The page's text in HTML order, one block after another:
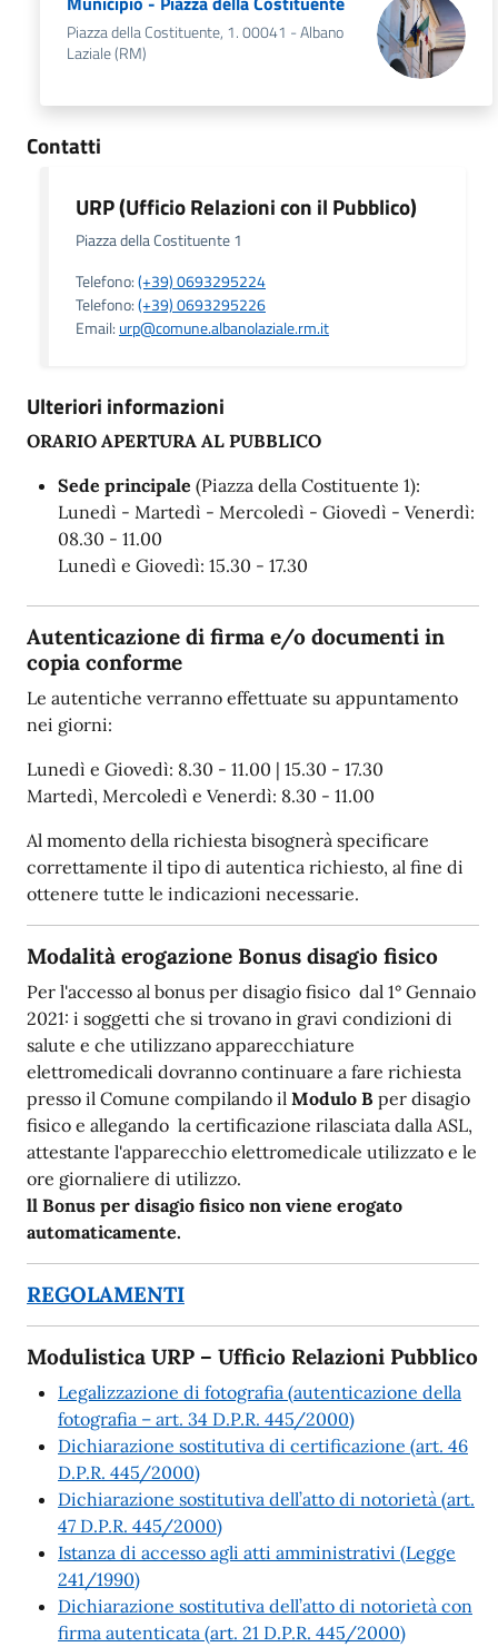
Piazza della Costituente, 1. 00041 - Albano
Laziale (RM)
Contatti
URP (Ufficio Relazioni con il Pubblico)
Piazza della Costituente 1
Telefono:(+39) 0693295224
Telefono:(+39) 0693295226
Email: urp@comune.albanolaziale.rm.it
Ulteriori informazioni
ORARIO APERTURA AL PUBBLICO
Sede principale (Piazza della Costituente 1):
Lunedì - Martedì - Mercoledì - Giovedì - Venerdì:
08.30 - 11.00
Lunedì e Giovedì: 15.30 - 17.30
Autenticazione di firma e/o documenti in
copia conforme
Le autentiche verranno effettuate su appuntamento
nei giorni:
Lunedì e Giovedì: 8.30 - 11.00 | 15.30 - 17.30
Martedì, Mercoledì e Venerdì: 8.30 - 11.00
Al momento della richiesta bisognerà specificare
correttamente il tipo di autentica richiesto, al fine di
ottenere tutte le indicazioni necessarie.
Modalità erogazione Bonus disagio fisico
Per l'accesso al bonus per disagio fisico dal 1° Gennaio
2021: i soggetti che si trovano in gravi condizioni di
salute e che utilizzano apparecchiature
elettromedicali dovranno continuare a fare richiesta
presso il Comune compilando il Modulo B per disagio
fisico e allegando la certificazione rilasciata dalla ASL,
attestante l'apparecchio elettromedicale utilizzato e le
ore giornaliere di utilizzo.
ll Bonus per disagio fisico non viene erogato
automaticamente.
REGOLAMENTI
Modulistica URP – Ufficio Relazioni Pubblico
Legalizzazione di fotografia (autenticazione della
fotografia – art. 34 D.P.R. 445/2000)
Dichiarazione sostitutiva di certificazione (art. 46
D.P.R. 445/2000)
Dichiarazione sostitutiva dell’atto di notorietà (art.
47 D.P.R. 445/2000)
Istanza di accesso agli atti amministrativi (Legge
241/1990)
Dichiarazione sostitutiva dell’atto di notorietà con
firma autenticata (art. 21 D.P.R. 445/2000)